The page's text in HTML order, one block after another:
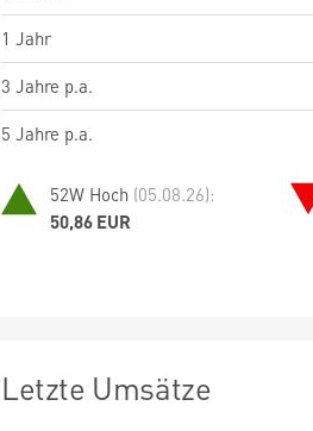
1 Jahr
3 Jahre p.a.
5 Jahre p.a.
52W Hoch (05.08.26):
50,86 EUR
Letzte Umsätze